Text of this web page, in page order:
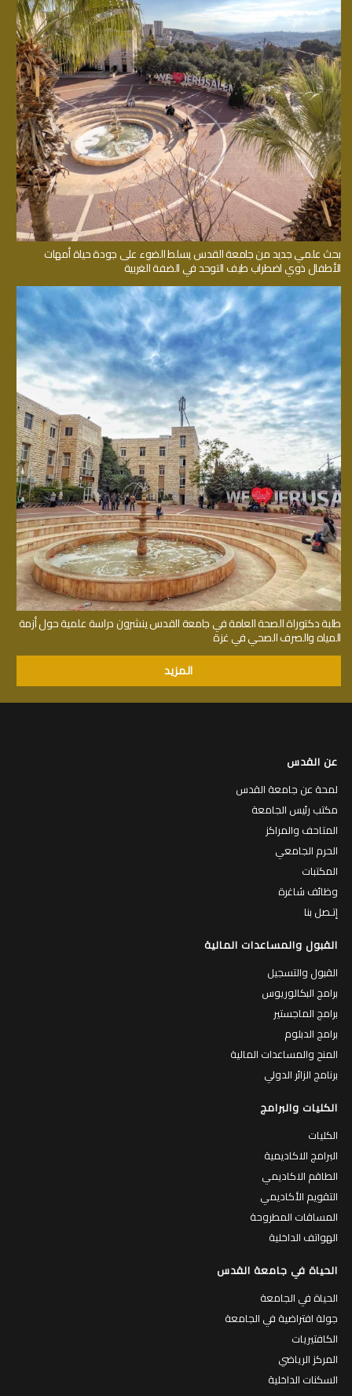
بحث علمي جديد من جامعة القدس يسلط الضوء على جودة حياة أمهات
الأطفال ذوي اضطراب طيف التوحد في الضفة الغربية
طلبة دكتوراة الصحة العامة في جامعة القدس ينشرون دراسة علمية حول أزمة
المياه والصرف الصحي في غزة
المزيد
عن القدس
لمحة عن جامعة القدس
مكتب رئيس الجامعة
المتاحف والمراكز
الحرم الجامعي
المكتبات
وظائف شاغرة
إتـصل بنا
القبول والمساعدات المالية
القبول والتسجيل
برامج البكالوريوس
برامج الماجستير
برامج الدبلوم
المنح والمساعدات المالية
برنامج الزائر الدولي
الكليات والبرامج
الكليات
البرامج الاكاديمية
الطاقم الاكاديمي
التقويم الأكاديمي
المساقات المطروحة
الهواتف الداخلية
الحياة في جامعة القدس
الحياة في الجامعة
جولة افتراضية في الجامعة
الكافتيريات
المركز الرياضي
السكنات الداخلية